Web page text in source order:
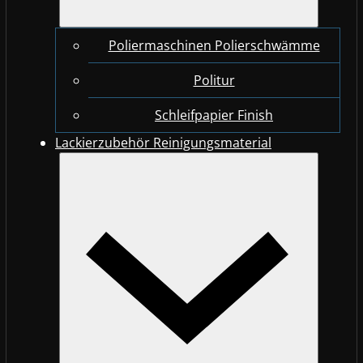
Poliermaschinen Polierschwämme
Politur
Schleifpapier Finish
Lackierzubehör Reinigungsmaterial